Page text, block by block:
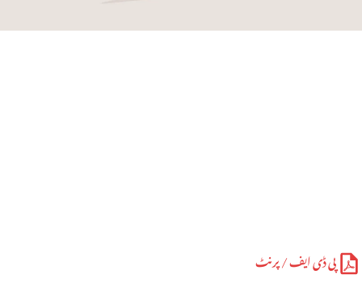
پی ڈی ایف / پرنٹ